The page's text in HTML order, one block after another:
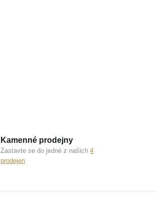
Kamenné prodejny
Zastavte se do jedné z našich 4
prodejen